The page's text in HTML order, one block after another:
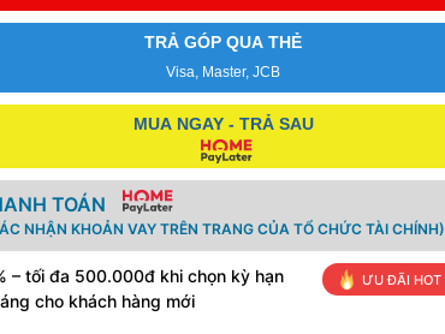
TRẢ GÓP QUA THẺ
Visa, Master, JCB
MUA NGAY - TRẢ SAU
TOÁN
NHẬN KHOẢN VAY TRÊN TRANG CỦA TỔ CHỨC TÀI CHÍNH)
– tối đa 500.000đ khi chọn kỳ hạn
cho khách hàng mới
ƯU ĐÃI HOT